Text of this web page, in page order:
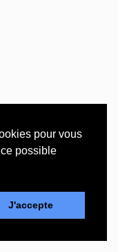
pour vous
possible
J'accepte